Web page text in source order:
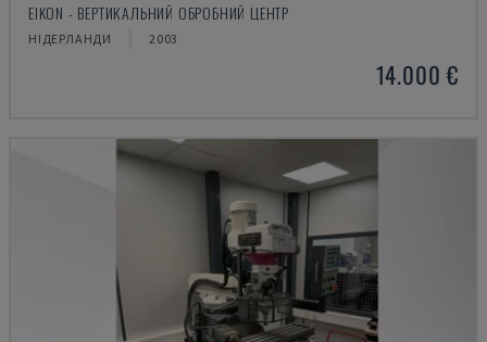
EIKON - ВЕРТИКАЛЬНИЙ ОБРОБНИЙ ЦЕНТР
НІДЕРЛАНДИ 2003
14.000 €